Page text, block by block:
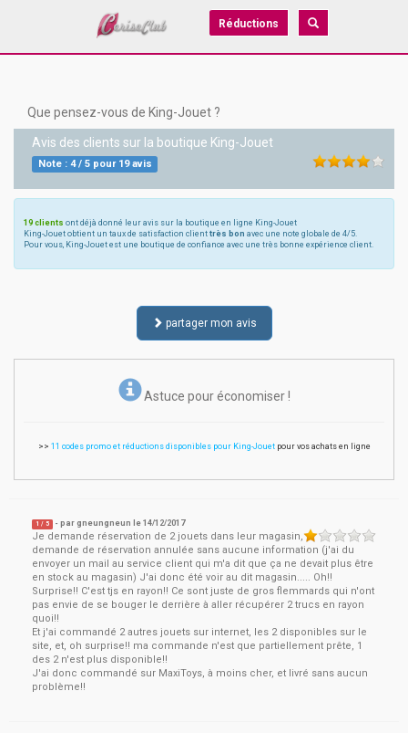
Réductions
Que pensez-vous de King-Jouet ?
Avis des clients sur la boutique King-Jouet
Note : 4/ 5pour 19avis
19 clients ont déjà donné leur avis sur la boutique en ligne King-Jouet
King-Jouet obtient un taux de satisfaction client très bon avec une note globale de 4/5.
Pour vous, King-Jouet est une boutique de confiance avec une très bonne expérience client.
partager mon avis
Astuce pour économiser !
>> 11 codes promo et réductions disponibles pour King-Jouetpour vos achats en ligne
1 / 5 - pargneungneun le14/12/2017
Je demande réservation de 2 jouets dans leur magasin,
demande de réservation annulée sans aucune information (j'ai du
envoyer un mail au service client qui m'a dit que ça ne devait plus être
en stock au magasin) J'ai donc été voir au dit magasin..... Oh!!
Surprise!! C'est tjs en rayon!! Ce sont juste de gros flemmards qui n'ont
pas envie de se bouger le derrière à aller récupérer 2 trucs en rayon
quoi!!
Et j'ai commandé 2 autres jouets sur internet, les 2 disponibles sur le
site, et, oh surprise!! ma commande n'est que partiellement prête, 1
des 2 n'est plus disponible!!
J'ai donc commandé sur MaxiToys, à moins cher, et livré sans aucun
problème!!